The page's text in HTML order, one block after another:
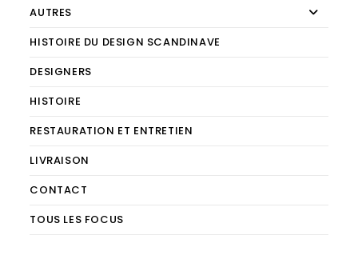
AUTRES
HISTOIRE DU DESIGN SCANDINAVE
DESIGNERS
HISTOIRE
RESTAURATION ET ENTRETIEN
LIVRAISON
CONTACT
TOUS LES FOCUS